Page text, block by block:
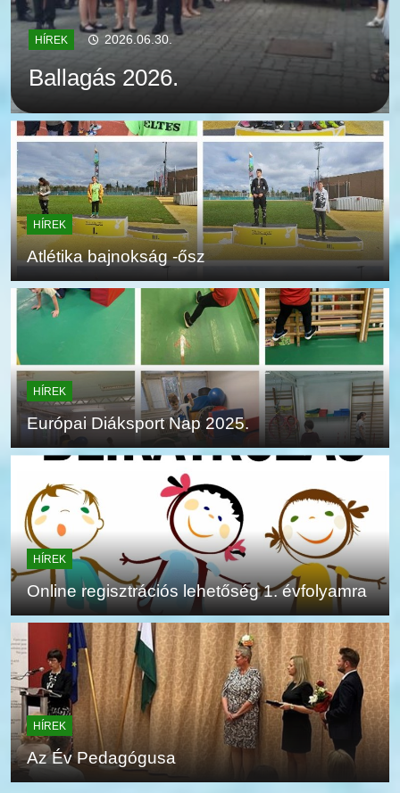
HÍREK 2026.06.30.
Ballagás 2026.
HÍREK
Atlétika bajnokság -ősz
HÍREK
Európai Diáksport Nap 2025.
HÍREK
Online regisztrációs lehetőség 1. évfolyamra
HÍREK
Az Év Pedagógusa